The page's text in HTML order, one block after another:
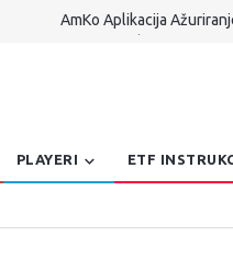
AmKo Aplikacija
PLAYERI ETF